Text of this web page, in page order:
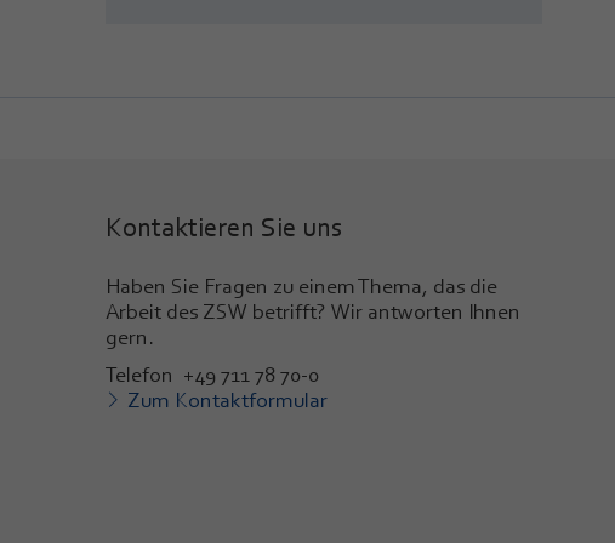
Kontaktieren Sie uns
Haben Sie Fragen zu einem Thema, das die
Arbeit des ZSW betrifft? Wir antworten Ihnen
gern.
Telefon +49 711 78 70-0
Zum Kontaktformular